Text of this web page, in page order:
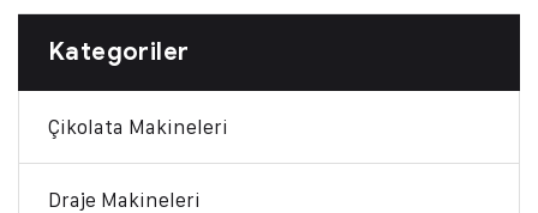
Kategoriler
Çikolata Makineleri
Draje Makineleri